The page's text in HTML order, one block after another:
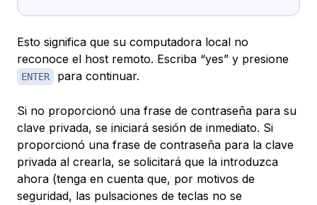
Esto significa que su computadora local no
reconoce el host remoto. Escriba “yes” y presione
ENTER para continuar.
Si no proporcionó una frase de contraseña para su
clave privada, se iniciará sesión de inmediato. Si
proporcionó una frase de contraseña para la clave
privada al crearla, se solicitará que la introduzca
ahora (tenga en cuenta que, por motivos de
seguridad, las pulsaciones de teclas no se